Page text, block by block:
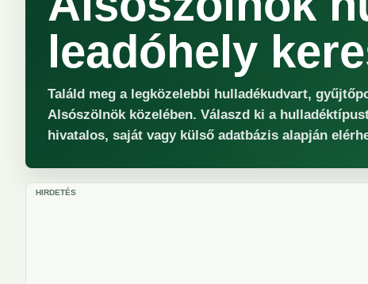
leadóhely
Találd meg a legközelebbi hulladékudvart,
Alsószölnök közelében. Válaszd ki a
hivatalos, saját vagy külső adatbázis alapján
HIRDETÉS